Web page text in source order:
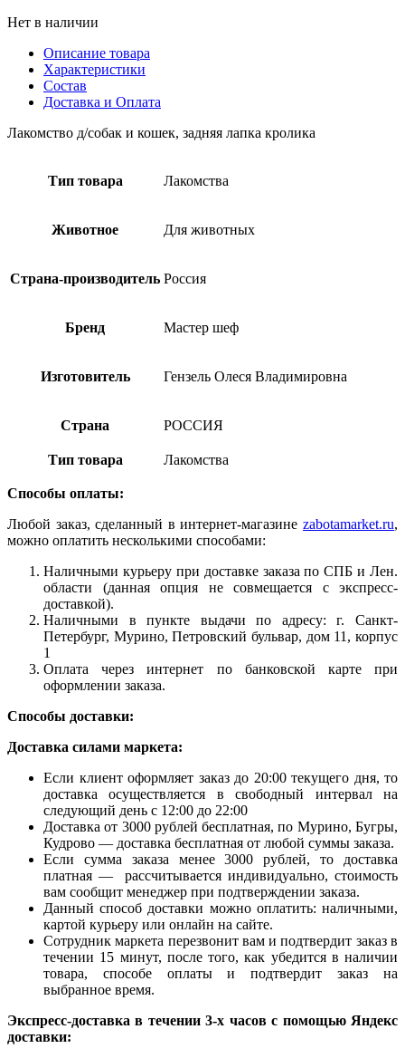
Нет в наличии
Описание товара
Характеристики
Состав
Доставка и Оплата
Лакомство д/собак и кошек, задняя лапка кролика
Тип товара Лакомства
Животное Для животных
Страна-производитель Россия
Бренд Мастер шеф
Изготовитель Гензель Олеся Владимировна
Страна РОССИЯ
Тип товара Лакомства
Способы оплаты:
Любой заказ, сделанный в интернет-магазине zabotamarket.ru,
можно оплатить несколькими способами:
Наличными курьеру при доставке заказа по СПБ и Лен.
области (данная опция не совмещается с экспресс-
доставкой).
Наличными в пункте выдачи по адресу: г. Санкт-
Петербург, Мурино, Петровский бульвар, дом 11, корпус
1
Оплата через интернет по банковской карте при
оформлении заказа.
Способы доставки:
Доставка силами маркета:
Если клиент оформляет заказ до 20:00 текущего дня, то
доставка осуществляется в свободный интервал на
следующий день с 12:00 до 22:00
Доставка от 3000 рублей бесплатная, по Мурино, Бугры,
Кудрово — доставка бесплатная от любой суммы заказа.
Если сумма заказа менее 3000 рублей, то доставка
платная — рассчитывается индивидуально, стоимость
вам сообщит менеджер при подтверждении заказа.
Данный способ доставки можно оплатить: наличными,
картой курьеру или онлайн на сайте.
Сотрудник маркета перезвонит вам и подтвердит заказ в
течении 15 минут, после того, как убедится в наличии
товара, способе оплаты и подтвердит заказ на
выбранное время.
Экспресс-доставка в течении 3-х часов с помощью Яндекс
доставки: